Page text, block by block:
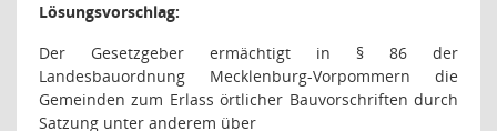
Lösungsvorschlag:
Der Gesetzgeber ermächtigt in § 86 der
Landesbauordnung Mecklenburg-Vorpommern die
Gemeinden zum Erlass örtlicher Bauvorschriften durch
Satzung unter anderem über